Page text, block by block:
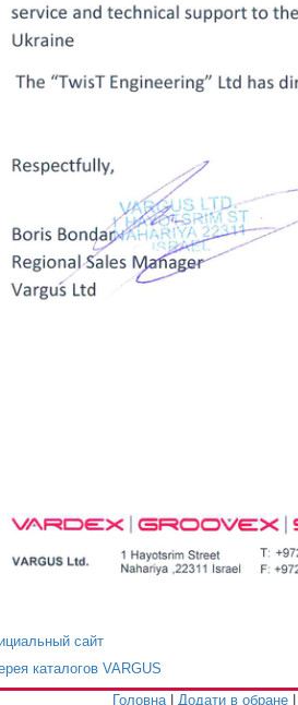
сайт
каталогов VARGUS
Головна
Додати в обране